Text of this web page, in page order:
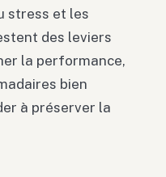
stress et les
des leviers
la performance,
bien
à préserver la